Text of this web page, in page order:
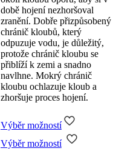
době hojení nezhoršoval
zranění. Dobře přizpůsobený
chránič kloubů, který
odpuzuje vodu, je důležitý,
protože chránič kloubu se
přiblíží k zemi a snadno
navlhne. Mokrý chránič
kloubu ochlazuje kloub a
zhoršuje proces hojení.
Výběr možností
Výběr možností
Tento
produkt